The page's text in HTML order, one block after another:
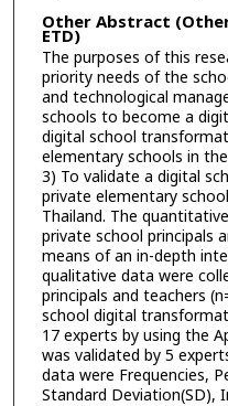
Other Abstract
ETD)
The purposes of this
priority needs of the
and technological
schools to become a
digital school
elementary schools in
3) To validate a digital
private elementary
Thailand. The
private school principals
means of an in-depth
qualitative data were
principals and teachers
school digital
17 experts by using the
was validated by 5
data were Frequencies,
Standard Deviation(SD),